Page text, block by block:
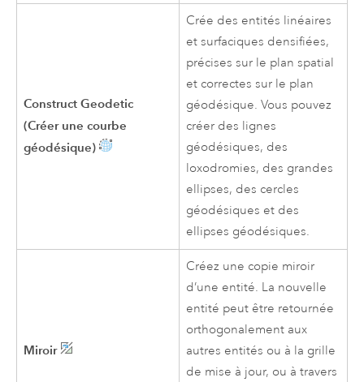
Construct Geodetic
(Créer une courbe
géodésique)
Crée des entités linéaires
et surfaciques densifiées,
précises sur le plan spatial
et correctes sur le plan
géodésique. Vous pouvez
créer des lignes
géodésiques, des
loxodromies, des grandes
ellipses, des cercles
géodésiques et des
ellipses géodésiques.
Miroir
Créez une copie miroir
d’une entité. La nouvelle
entité peut être retournée
orthogonalement aux
autres entités ou à la grille
de mise à jour, ou à travers